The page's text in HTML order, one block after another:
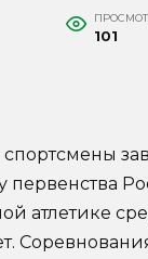
101
первенства
атлетике